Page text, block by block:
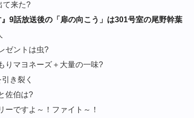
て来た?
』9話放送後の「扉の向こう」は301号室の尾野幹葉
ゼントは虫?
りマヨネーズ＋大量の一味?
き裂く
佐伯は?
ーですよ～！ファイト～！